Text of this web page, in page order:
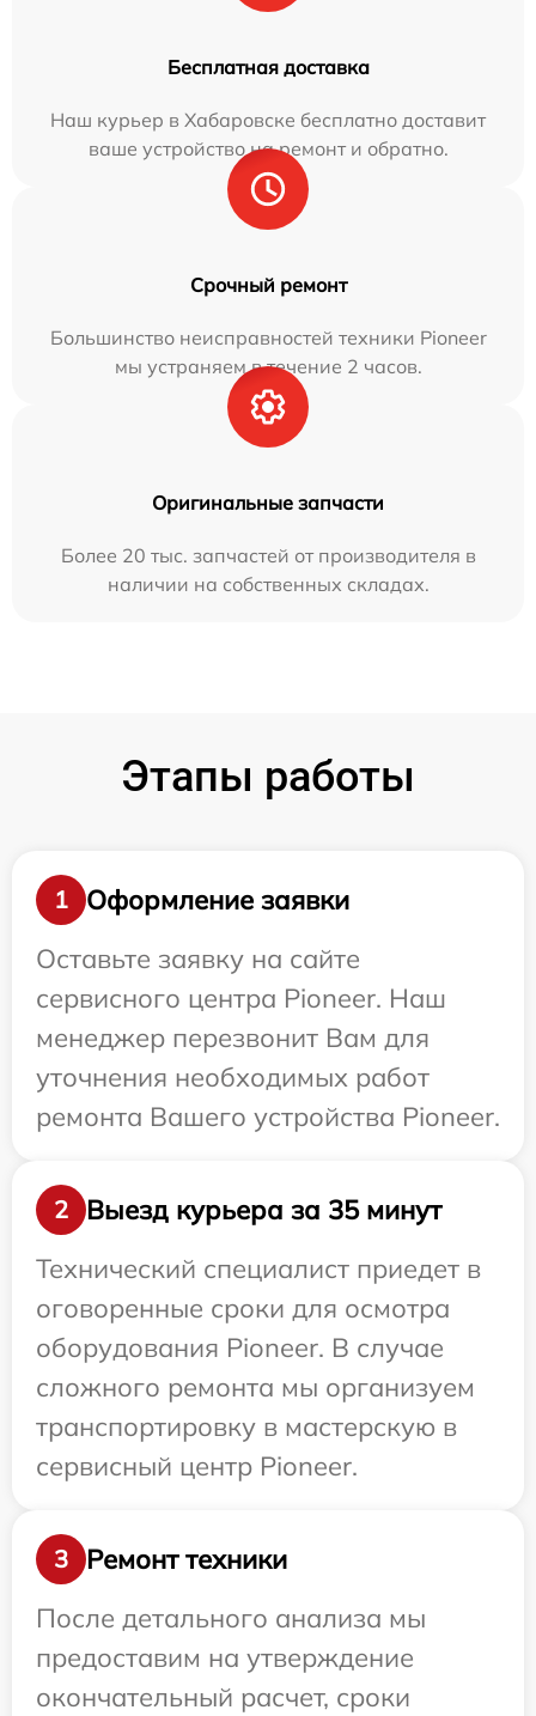
Бесплатная доставка
Наш курьер в Хабаровске бесплатно доставит
ваше устройство на ремонт и обратно.
Срочный ремонт
Большинство неисправностей техники Pioneer
мы устраняем в течение 2 часов.
Оригинальные запчасти
Более 20 тыс. запчастей от производителя в
наличии на собственных складах.
Этапы работы
1
Оформление заявки
Оставьте заявку на сайте
сервисного центра Pioneer. Наш
менеджер перезвонит Вам для
уточнения необходимых работ
ремонта Вашего устройства Pioneer.
2
Выезд курьера за 35 минут
Технический специалист приедет в
оговоренные сроки для осмотра
оборудования Pioneer. В случае
сложного ремонта мы организуем
транспортировку в мастерскую в
сервисный центр Pioneer.
3
Ремонт техники
После детального анализа мы
предоставим на утверждение
окончательный расчет, сроки